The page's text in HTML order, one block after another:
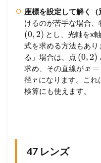
座標を設定して解く（
けるのが苦手な場合
(0, 2) とし、光軸をx
式を求める方法もあり
る」場合は、点 (0, 2)
求め、その直線がx =
径 r になります。これ
検算にも使えます。
47 レンズ